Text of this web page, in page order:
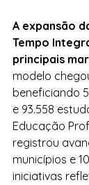
A expansão
Tempo
principais
modelo
beneficiando
e 93.558
Educação
registrou
municípios e
iniciativas